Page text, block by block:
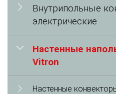
Внутрипольные
электрические
Настенные
Vitron
Настенные